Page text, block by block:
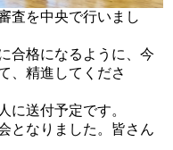
査を中央で行いまし
合格になるように、今
、精進してくださ
に送付予定です。
となりました。皆さん